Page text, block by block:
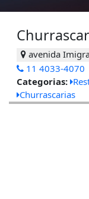
avenida
11 4033-4070
Categorias:
Churrascarias